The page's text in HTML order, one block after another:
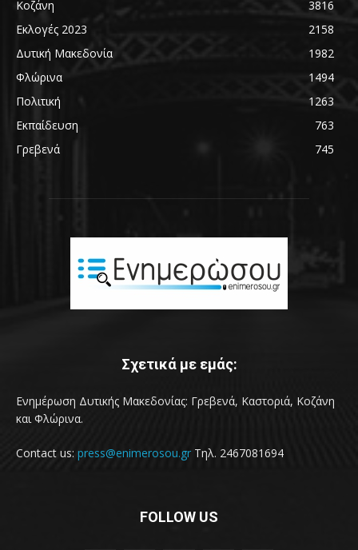
Κοζάνη
3816
Εκλογές 2023
2158
Δυτική Μακεδονία
1982
Φλώρινα
1494
Πολιτική
1263
Εκπαίδευση
763
Γρεβενά
745
Σχετικά με εμάς:
Ενημέρωση Δυτικής Μακεδονίας: Γρεβενά, Καστοριά, Κοζάνη
και Φλώρινα.
Contact us: press@enimerosou.gr Τηλ. 2467081694
FOLLOW US